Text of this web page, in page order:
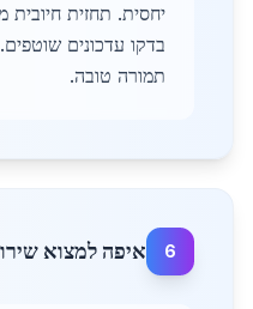
יחסית. תחזית חיובית
בדקו עדכונים
תמורה טובה.
6 איפה למצוא